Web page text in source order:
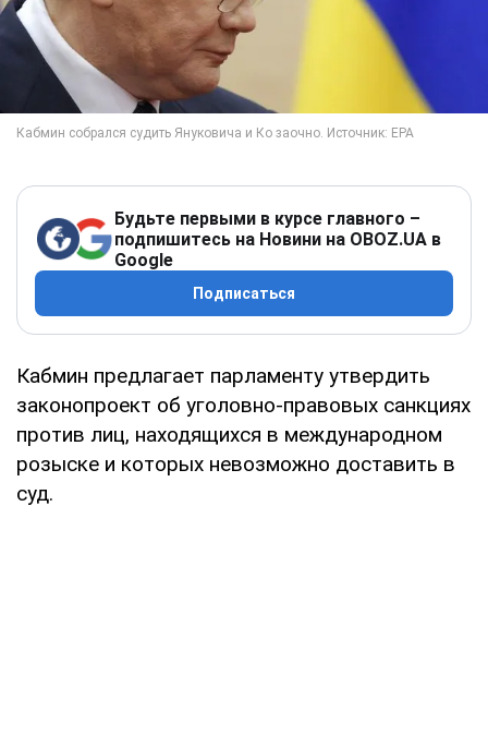
Будьте первыми в курсе главного –
подпишитесь на Новини на OBOZ.UA в
Google
Подписаться
Кабмин предлагает парламенту утвердить
законопроект об уголовно-правовых санкциях
против лиц, находящихся в международном
розыске и которых невозможно доставить в
суд.